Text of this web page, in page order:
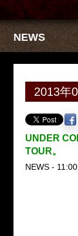
NEWS
2013年
UNDER
TOUR。
NEWS -